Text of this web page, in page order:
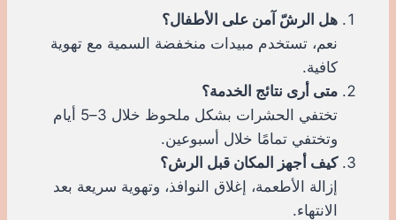
هل الرشّ آمن على الأطفال؟
نعم، تستخدم مبيدات منخفضة السمية مع تهوية
كافية.
متى أرى نتائج الخدمة؟
تختفي الحشرات بشكل ملحوظ خلال 3–5 أيام
وتختفي تمامًا خلال أسبوعين.
كيف أجهز المكان قبل الرش؟
إزالة الأطعمة، إغلاق النوافذ، وتهوية سريعة بعد
الانتهاء.